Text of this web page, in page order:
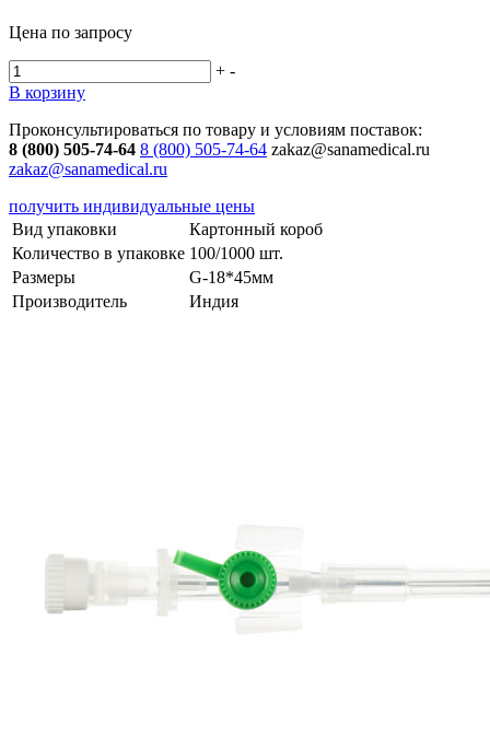
Цена по запросу
+ -
В корзину
Проконсультироваться по товару и условиям поставок:
8 (800) 505-74-64 8 (800) 505-74-64 zakaz@sanamedical.ru
zakaz@sanamedical.ru
получить индивидуальные цены
Вид упаковки
Картонный короб
Количество в упаковке 100/1000 шт.
Размеры
G-18*45мм
Производитель
Индия